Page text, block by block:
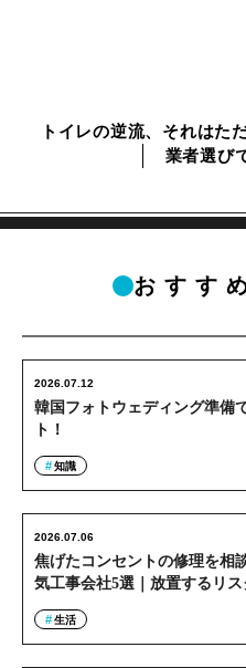
トイレの逆流、それはた
業者選び
おすす
韓国フォトウェディング準備
ト！
2026.07.12
知識
焦げたコンセントの修理を相
気工事会社5選｜放置するリ
2026.07.06
生活